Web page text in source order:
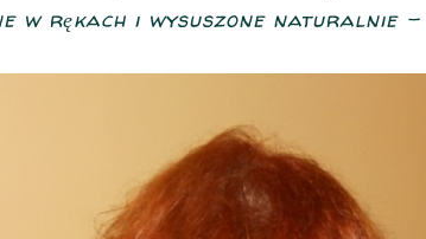
w rękach i wysuszone naturalnie